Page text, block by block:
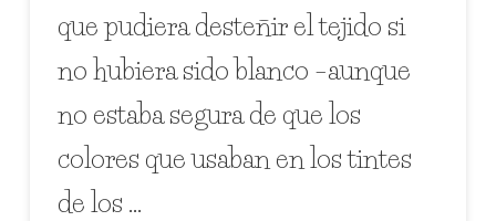
que pudiera desteñir el tejido si
no hubiera sido blanco –aunque
no estaba segura de que los
colores que usaban en los tintes
de los …